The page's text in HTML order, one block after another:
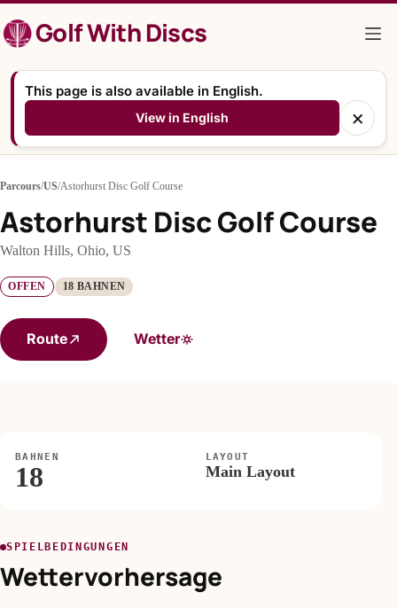
Inhalt
springenGolf With Discs
This page is also available in English.
View in English ×
Parcours/US/Astorhurst Disc Golf Course
Astorhurst Disc Golf Course
Walton Hills, Ohio, US
OFFEN 18 BAHNEN
Route Wetter
BAHNEN
18
LAYOUT
Main Layout
SPIELBEDINGUNGEN
Wettervorhersage